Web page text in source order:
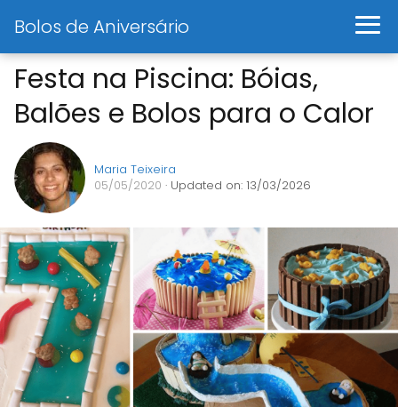
Bolos de Aniversário
Festa na Piscina: Bóias,
Balões e Bolos para o Calor
Maria Teixeira
05/05/2020 · Updated on: 13/03/2026